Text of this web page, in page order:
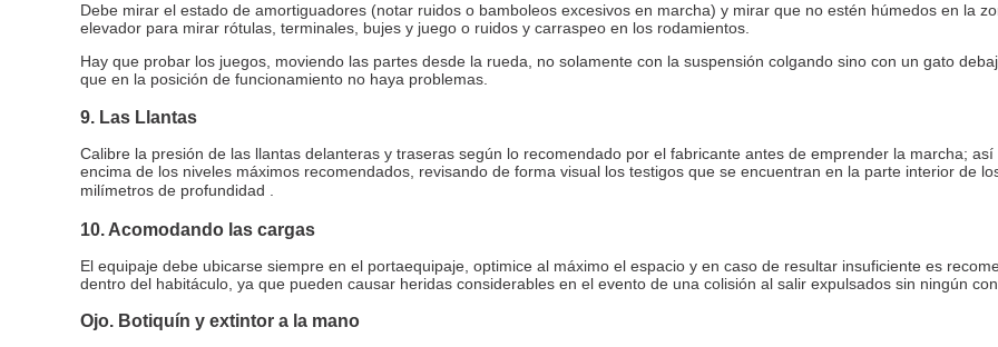
Debe mirar el estado de amortiguadores (notar ruidos o bamboleos excesivos en marcha) y mirar que no estén húmedos en la
elevador para mirar rótulas, terminales, bujes y juego o ruidos y carraspeo en los rodamientos.
Hay que probar los juegos, moviendo las partes desde la rueda, no solamente con la suspensión colgando sino con un gato
que en la posición de funcionamiento no haya problemas.
9. Las Llantas
Calibre la presión de las llantas delanteras y traseras según lo recomendado por el fabricante antes de emprender la marcha;
encima de los niveles máximos recomendados, revisando de forma visual los testigos que se encuentran en la parte interior de
milímetros de profundidad .
10. Acomodando las cargas
El equipaje debe ubicarse siempre en el portaequipaje, optimice al máximo el espacio y en caso de resultar insuficiente es
dentro del habitáculo, ya que pueden causar heridas considerables en el evento de una colisión al salir expulsados sin ningún
Ojo. Botiquín y extintor a la mano